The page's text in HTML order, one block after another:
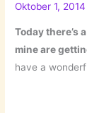
Oktober 1, 2014
Today there’s
mine are
have a